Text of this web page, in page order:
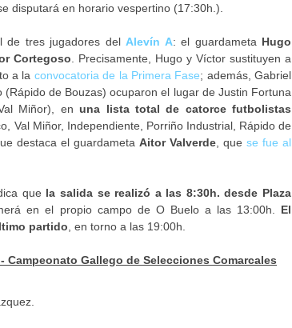
disputará en horario vespertino (17:30h.).
de tres jugadores del Alevín A: el guardameta Hugo
Cortegoso . Precisamente, Hugo y Víctor sustituyen a
a la convocatoria de la Primera Fase; además, Gabriel
de Bouzas) ocuparon el lugar de Justin Fortuna
Miñor), enuna lista total de catorce futbolistas
Val Miñor, Independiente, Porriño Industrial, Rápido de
destaca el guardameta Aitor Valverde , que se fue al
que la salida se realizó a las 8:30h. desde Plaza
en el propio campo de O Buelo a las 13:00h. El
partido , en torno a las 19:00h.
Gallego de Selecciones Comarcales